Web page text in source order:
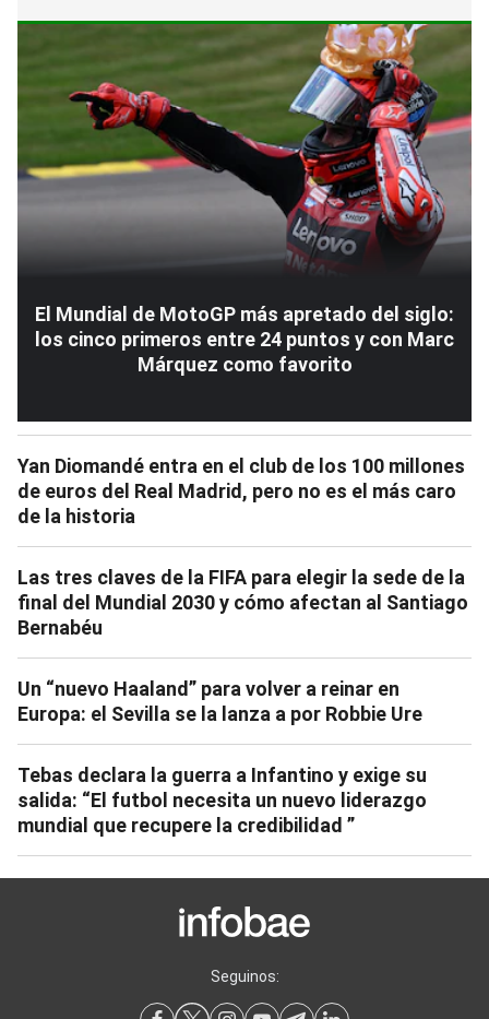
El Mundial de MotoGP más apretado del siglo:
los cinco primeros entre 24 puntos y con Marc
Márquez como favorito
Yan Diomandé entra en el club de los 100 millones
de euros del Real Madrid, pero no es el más caro
de la historia
Las tres claves de la FIFA para elegir la sede de la
final del Mundial 2030 y cómo afectan al Santiago
Bernabéu
Un “nuevo Haaland” para volver a reinar en
Europa: el Sevilla se la lanza a por Robbie Ure
Tebas declara la guerra a Infantino y exige su
salida: “El futbol necesita un nuevo liderazgo
mundial que recupere la credibilidad ”
Seguinos: